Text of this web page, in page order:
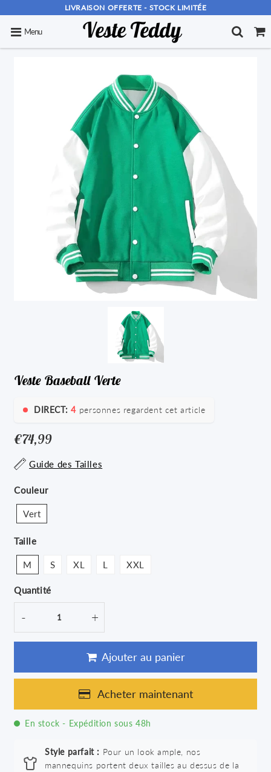
LIVRAISON OFFERTE - STOCK LIMITÉE
Menu
Veste Baseball Verte
DIRECT: 4 personnes regardent cet article
€74,99
Unit
price
Guide des Tailles
Couleur
Vert
Taille
M S XL L XXL
Quantité
- +
Ajouter au panier
Acheter maintenant
En stock - Expédition sous 48h
Style parfait : Pour un look ample, nos
mannequins portent deux tailles au dessus de la